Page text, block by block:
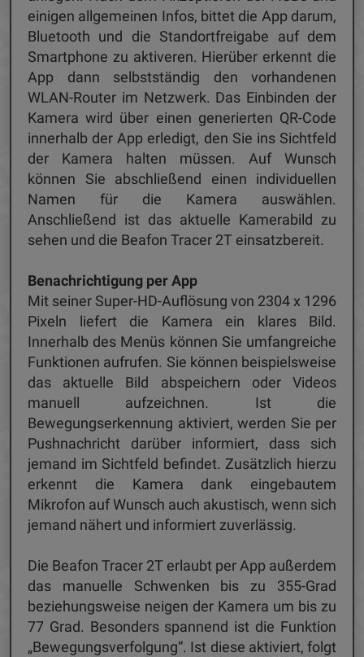
einigen allgemeinen Infos, bittet die App darum,
Bluetooth und die Standortfreigabe auf dem
Smartphone zu aktiveren. Hierüber erkennt die
App dann selbstständig den vorhandenen
WLAN-Router im Netzwerk. Das Einbinden der
Kamera wird über einen generierten QR-Code
innerhalb der App erledigt, den Sie ins Sichtfeld
der Kamera halten müssen. Auf Wunsch
können Sie abschließend einen individuellen
Namen für die Kamera auswählen.
Anschließend ist das aktuelle Kamerabild zu
sehen und die Beafon Tracer 2T einsatzbereit.
Benachrichtigung per App
Mit seiner Super-HD-Auflösung von 2304 x 1296
Pixeln liefert die Kamera ein klares Bild.
Innerhalb des Menüs können Sie umfangreiche
Funktionen aufrufen. Sie können beispielsweise
das aktuelle Bild abspeichern oder Videos
manuell aufzeichnen. Ist die
Bewegungserkennung aktiviert, werden Sie per
Pushnachricht darüber informiert, dass sich
jemand im Sichtfeld befindet. Zusätzlich hierzu
erkennt die Kamera dank eingebautem
Mikrofon auf Wunsch auch akustisch, wenn sich
jemand nähert und informiert zuverlässig.
Die Beafon Tracer 2T erlaubt per App außerdem
das manuelle Schwenken bis zu 355-Grad
beziehungsweise neigen der Kamera um bis zu
77 Grad. Besonders spannend ist die Funktion
„Bewegungsverfolgung“. Ist diese aktiviert, folgt